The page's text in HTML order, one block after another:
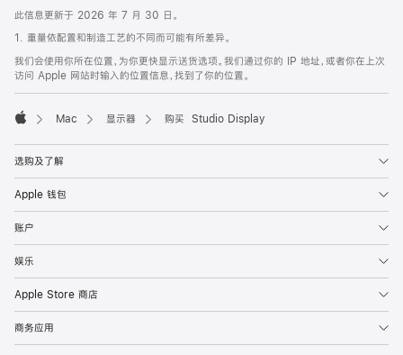
此信息更新于 2026 年 7 月 30 日。
1. 重量依配置和制造工艺的不同而可能有所差异。
我们会使用你所在位置，为你更快显示送货选项。我们通过你的 IP 地址，或者你在上次
访问 Apple 网站时输入的位置信息，找到了你的位置。
Mac 显示器 购买 Studio Display
选购及了解
Apple 钱包
账户
娱乐
Apple Store 商店
商务应用